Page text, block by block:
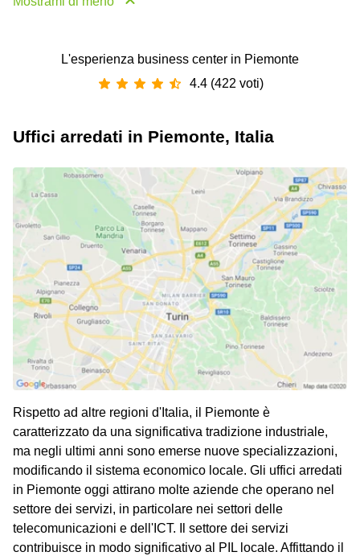
L'esperienza business center in Piemonte
4.4 (422 voti)
Uffici arredati in Piemonte, Italia
Rispetto ad altre regioni d'Italia, il Piemonte è
caratterizzato da una significativa tradizione industriale,
ma negli ultimi anni sono emerse nuove specializzazioni,
modificando il sistema economico locale. Gli uffici arredati
in Piemonte oggi attirano molte aziende che operano nel
settore dei servizi, in particolare nei settori delle
telecomunicazioni e dell'ICT. Il settore dei servizi
contribuisce in modo significativo al PIL locale. Affittando il